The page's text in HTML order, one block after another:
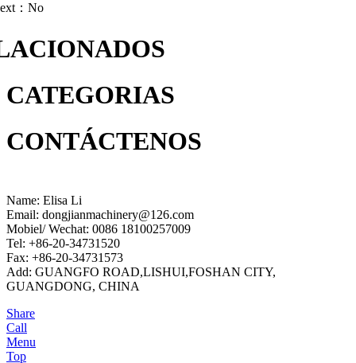
：No
CATEGORIAS
CONTÁCTENOS
Name: Elisa Li
Email: dongjianmachinery@126.com
Mobiel/ Wechat: 0086 18100257009
Tel: +86-20-34731520
Fax: +86-20-34731573
Add: GUANGFO ROAD,LISHUI,FOSHAN CITY,
GUANGDONG, CHINA
Share
Call
Menu
Top